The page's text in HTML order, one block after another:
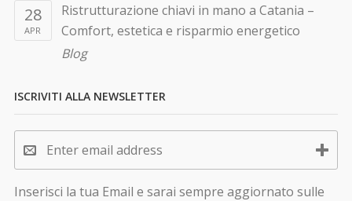
28
APR
Ristrutturazione chiavi in mano a Catania –
Comfort, estetica e risparmio energetico
Blog
ISCRIVITI ALLA NEWSLETTER
Inserisci la tua Email e sarai sempre aggiornato sulle